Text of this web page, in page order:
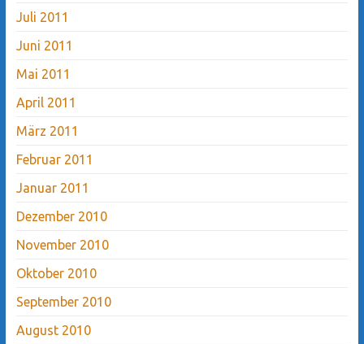
Juli 2011
Juni 2011
Mai 2011
April 2011
März 2011
Februar 2011
Januar 2011
Dezember 2010
November 2010
Oktober 2010
September 2010
August 2010